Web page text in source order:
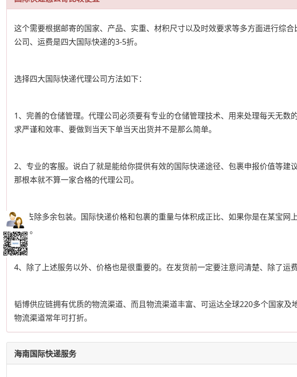
这个需要根据邮寄的国家、产品、实重、材积尺寸以及时效要求等多方面进行综
公司、运费是四大国际快递的3-5折。
选择四大国际快递代理公司方法如下：
1、完善的仓储管理。代理公司必须要有专业的仓储管理技术、用来处理每天无
求严谨和效率、要做到当天下单当天出货并不是那么简单。
2、专业的客服。说白了就是能给你提供有效的国际快递途径、包裹申报价值等建
那根本就不算一家合格的代理公司。
3、去除多余包装。国际快递价格和包裹的重量与体积成正比、如果你是在某宝
要了。
4、除了上述服务以外、价格也是很重要的。在发货前一定要注意问清楚、除了运
韬博供应链拥有优质的物流渠道、而且物流渠道丰富、可运达全球220多个国家
物流渠道常年可打折。
海南国际快递服务